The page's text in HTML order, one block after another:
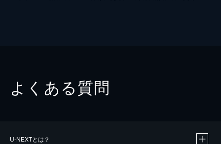
よくある質問
U-NEXTとは？